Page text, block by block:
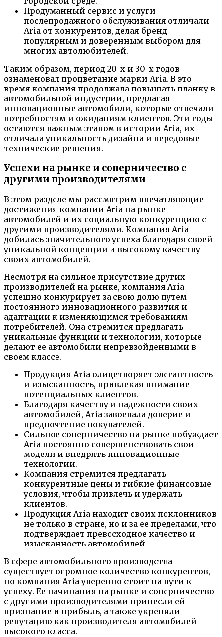
Продуманный сервис и услуги
послепродажного обслуживания отличали
Aria от конкурентов, делая бренд
популярным и доверенным выбором для
многих автолюбителей.
Таким образом, период 20-х и 30-х годов
ознаменовал процветание марки Aria. В это
время компания продолжала повышать планку в
автомобильной индустрии, предлагая
инновационные автомобили, которые отвечали
потребностям и ожиданиям клиентов. Эти годы
остаются важным этапом в истории Aria, их
отличала уникальность дизайна и передовые
технические решения.
Успехи на рынке и соперничество с
другими производителями
В этом разделе мы рассмотрим впечатляющие
достижения компании Aria на рынке
автомобилей и их социальную конкуренцию с
другими производителями. Компания Aria
добилась значительного успеха благодаря своей
уникальной концепции и высокому качеству
своих автомобилей.
Несмотря на сильное присутствие других
производителей на рынке, компания Aria
успешно конкурирует за свою долю путем
постоянного инновационного развития и
адаптации к изменяющимся требованиям
потребителей. Она стремится предлагать
уникальные функции и технологии, которые
делают ее автомобили непревзойденными в
своем классе.
Продукция Aria олицетворяет элегантность
и изысканность, привлекая внимание
потенциальных клиентов.
Благодаря качеству и надежности своих
автомобилей, Aria завоевала доверие и
предпочтение покупателей.
Сильное соперничество на рынке побуждает
Aria постоянно совершенствовать свои
модели и внедрять инновационные
технологии.
Компания стремится предлагать
конкурентные цены и гибкие финансовые
условия, чтобы привлечь и удержать
клиентов.
Продукция Aria находит своих поклонников
не только в стране, но и за ее пределами, что
подтверждает превосходное качество и
изысканность автомобилей.
В сфере автомобильного производства
существует огромное количество конкурентов,
но компания Aria уверенно стоит на пути к
успеху. Ее начинания на рынке и соперничество
с другими производителями принесли ей
признание и прибыль, а также укрепили
репутацию как производителя автомобилей
высокого класса.